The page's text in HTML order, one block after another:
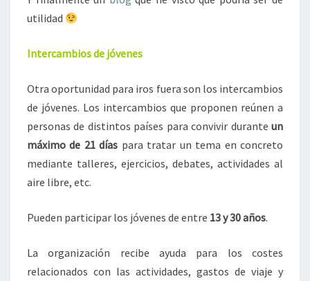
utilidad
Intercambios de jóvenes
Otra oportunidad para iros fuera son los intercambios
de jóvenes. Los intercambios que proponen reúnen a
personas de distintos países para convivir durante un
máximo de 21 días para tratar un tema en concreto
mediante talleres, ejercicios, debates, actividades al
aire libre, etc.
Pueden participar los jóvenes de entre 13 y 30 años.
La organización recibe ayuda para los costes
relacionados con las actividades, gastos de viaje y